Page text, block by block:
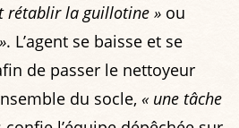
rétablir la guillotine » ou
. L’agent se baisse et se
de passer le nettoyeur
du socle, « une tâche